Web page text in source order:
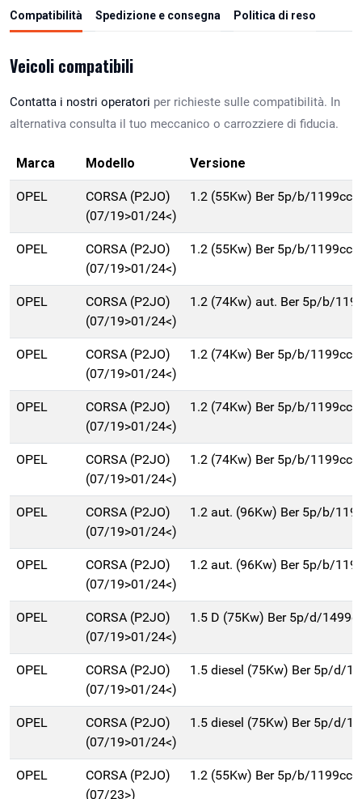
Compatibilità Spedizione e consegna Politica di reso
Veicoli compatibili
Contatta i nostri operatori per richieste sulle compatibilità. In
alternativa consulta il tuo meccanico o carrozziere di fiducia.
Marca Modello Versione
OPEL
CORSA (P2JO)
(07/19>01/24<)
1.2 (55Kw) Ber 5p/b/1199cc
OPEL
CORSA (P2JO)
(07/19>01/24<)
1.2 (55Kw) Ber 5p/b/1199cc
OPEL
CORSA (P2JO)
(07/19>01/24<)
1.2 (74Kw) aut. Ber 5p/b/
OPEL
CORSA (P2JO)
(07/19>01/24<)
1.2 (74Kw) Ber 5p/b/1199cc
OPEL
CORSA (P2JO)
(07/19>01/24<)
1.2 (74Kw) Ber 5p/b/1199cc
OPEL
CORSA (P2JO)
(07/19>01/24<)
1.2 (74Kw) Ber 5p/b/1199cc
OPEL
CORSA (P2JO)
(07/19>01/24<)
1.2 aut. (96Kw) Ber 5p/b/
OPEL
CORSA (P2JO)
(07/19>01/24<)
1.2 aut. (96Kw) Ber 5p/b/
OPEL
CORSA (P2JO)
(07/19>01/24<)
1.5 D (75Kw) Ber 5p/d/
OPEL
CORSA (P2JO)
(07/19>01/24<)
1.5 diesel (75Kw) Ber 5p/d/
OPEL
CORSA (P2JO)
(07/19>01/24<)
1.5 diesel (75Kw) Ber 5p/d/
OPEL
CORSA (P2JO)
(07/23>)
1.2 (55Kw) Ber 5p/b/1199cc